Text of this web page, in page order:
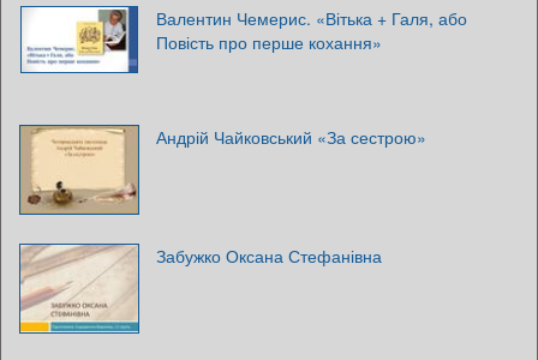
Валентин Чемерис. «Вітька + Галя, або
Повість про перше кохання»
Андрій Чайковський «За сестрою»
Забужко Оксана Стефанівна